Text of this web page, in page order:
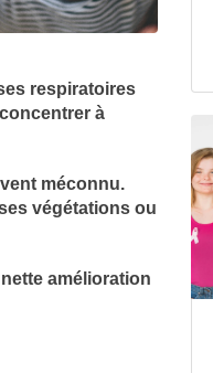
respiratoires
à
méconnu.
végétations ou
amélioration